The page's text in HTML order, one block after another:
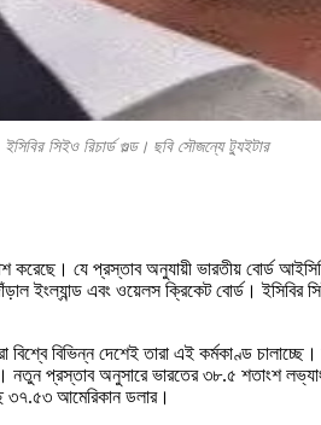
ইসিবির সিইও রিচার্ড গুল্ড। ছবি সৌজন্যে ট্যুইটার
যে প্রস্তাব অনুযায়ী ভারতীয় বোর্ড
ইংল্যান্ড এবং ওয়েলস ক্রিকেট বোর্ড।
বিশ্বে বিভিন্ন দেশেই তারা এই কর্মকাণ্ড
প্রস্তাব অনুসারে ভারতের ৩৮.৫ শতাংশ
৩৭.৫৩ আমেরিকান ডলার।